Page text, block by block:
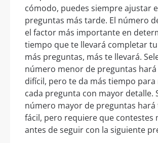
cómodo, puedes siempre ajustar
preguntas más tarde. El número
el factor más importante en
tiempo que te llevará completar
más preguntas, más te llevará.
número menor de preguntas
difícil, pero te da más tiempo
cada pregunta con mayor detalle.
número mayor de preguntas hará
fácil, pero requiere que contestes
antes de seguir con la siguiente